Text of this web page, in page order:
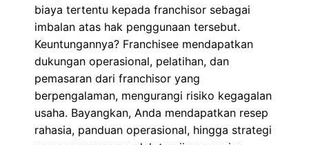
biaya tertentu kepada franchisor sebagai
imbalan atas hak penggunaan tersebut.
Keuntungannya? Franchisee mendapatkan
dukungan operasional, pelatihan, dan
pemasaran dari franchisor yang
berpengalaman, mengurangi risiko kegagalan
usaha. Bayangkan, Anda mendapatkan resep
rahasia, panduan operasional, hingga strategi